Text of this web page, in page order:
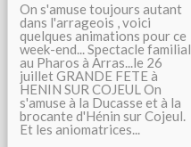
On s'amuse toujours autant
dans l'arrageois , voici
quelques animations pour ce
week-end... Spectacle familial
au Pharos à Arras...le 26
juillet GRANDE FETE à
HENIN SUR COJEUL On
s'amuse à la Ducasse et à la
brocante d'Hénin sur Cojeul.
Et les aniomatrices...